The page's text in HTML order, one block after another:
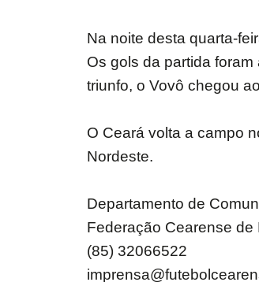
Na noite desta quarta-
Os gols da partida
triunfo, o Vovô chegou
O Ceará volta a campo
Nordeste.
Departamento de
Federação Cearense de
(85) 32066522